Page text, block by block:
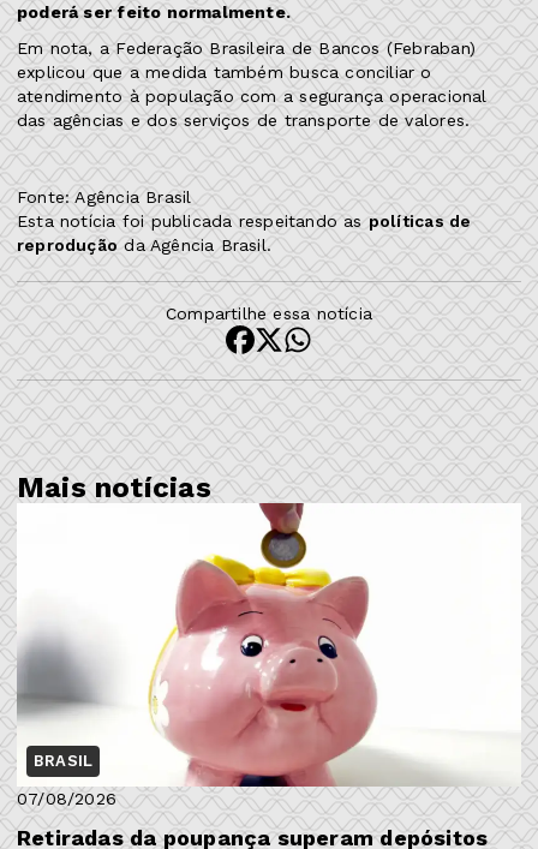
poderá ser feito normalmente.
Em nota, a Federação Brasileira de Bancos (Febraban)
explicou que a medida também busca conciliar o
atendimento à população com a segurança operacional
das agências e dos serviços de transporte de valores.
Fonte: Agência Brasil
Esta notícia foi publicada respeitando as políticas de
reprodução da Agência Brasil.
Compartilhe essa notícia
Mais notícias
BRASIL
07/08/2026
Retiradas da poupança superam depósitos